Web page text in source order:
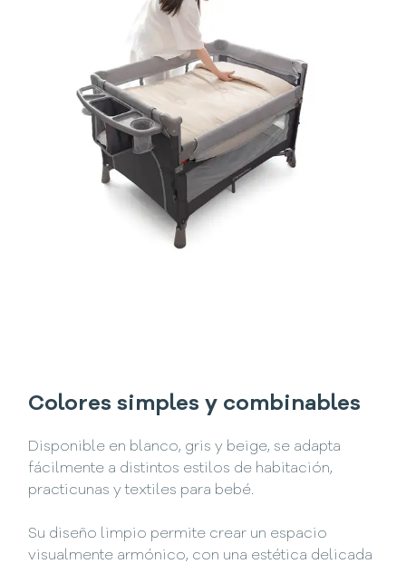
Colores simples y combinables
Disponible en blanco, gris y beige, se adapta
fácilmente a distintos estilos de habitación,
practicunas y textiles para bebé.
Su diseño limpio permite crear un espacio
visualmente armónico, con una estética delicada